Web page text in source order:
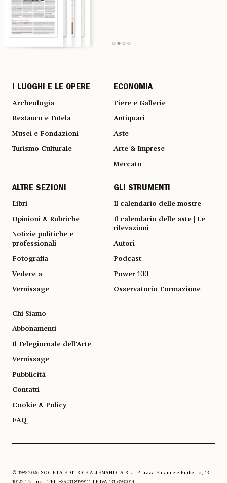
I LUOGHI E LE OPERE
Archeologia
Restauro e Tutela
Musei e Fondazioni
Turismo Culturale
ECONOMIA
Fiere e Gallerie
Antiquari
Aste
Arte & Imprese
Mercato
ALTRE SEZIONI
Libri
Opinioni & Rubriche
Notizie politiche e
professionali
Fotografia
Vedere a
Vernissage
GLI STRUMENTI
Il calendario delle mostre
Il calendario delle aste | Le
rilevazioni
Autori
Podcast
Power 100
Osservatorio Formazione
Chi Siamo
Abbonamenti
Il Telegiornale dell'Arte
Vernissage
Pubblicità
Contatti
Cookie & Policy
FAQ
© 1983-2026 SOCIETÀ EDITRICE ALLEMANDI A R.L. | Piazza Emanuele Filiberto, 13
10122 Torino | TEL. +39.011.819.9111 | P.IVA 13153930014